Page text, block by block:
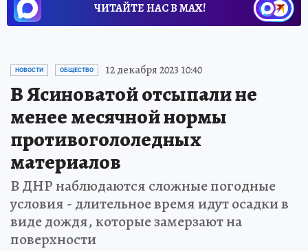
ЧИТАЙТЕ НАС В МАХ!
НОВОСТИ ОБЩЕСТВО 12 декабря 2023 10:40
В Ясиноватой отсыпали не
менее месячной нормы
противогололедных
материалов
В ДНР наблюдаются сложные погодные
условия - длительное время идут осадки в
виде дождя, которые замерзают на
поверхности